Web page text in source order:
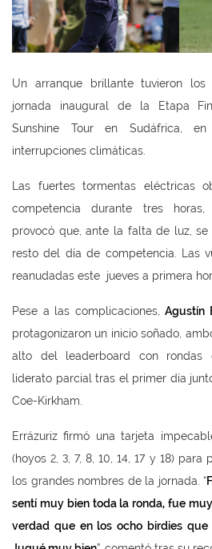
Un arranque brillante tuvieron
jornada inaugural de la Etapa
Sunshine Tour en Sudáfrica,
interrupciones climáticas.
Las fuertes tormentas eléctricas
competencia durante tres
provocó que, ante la falta de luz,
resto del día de competencia. Las
reanudadas este jueves a primera
Pese a las complicaciones, Agustín
protagonizaron un inicio soñado,
alto del leaderboard con rondas
liderato parcial tras el primer día
Coe-Kirkham.
Errázuriz firmó una tarjeta
(hoyos 2, 3, 7, 8, 10, 14, 17 y 18)
los grandes nombres de la jornada. “
sentí muy bien toda la ronda, fue
verdad que en los ocho birdies